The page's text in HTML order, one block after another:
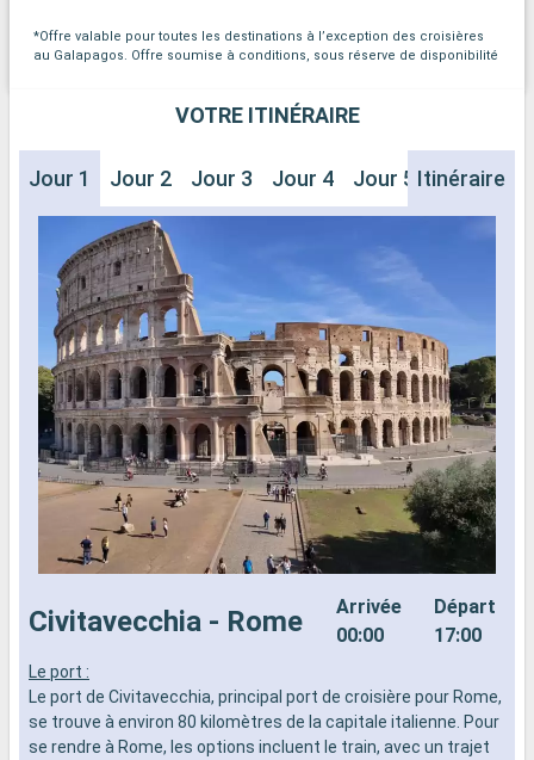
*Offre valable pour toutes les destinations à l’exception des croisières
au Galapagos. Offre soumise à conditions, sous réserve de disponibilité
VOTRE ITINÉRAIRE
Jour 1 Jour 2 Jour 3 Jour 4 Jour 5 Jour 6
Itinéraire
Civitavecchia - Rome
Arrivée
00:00
Départ
17:00
Le port :
Le port de Civitavecchia, principal port de croisière pour Rome,
se trouve à environ 80 kilomètres de la capitale italienne. Pour
se rendre à Rome, les options incluent le train, avec un trajet